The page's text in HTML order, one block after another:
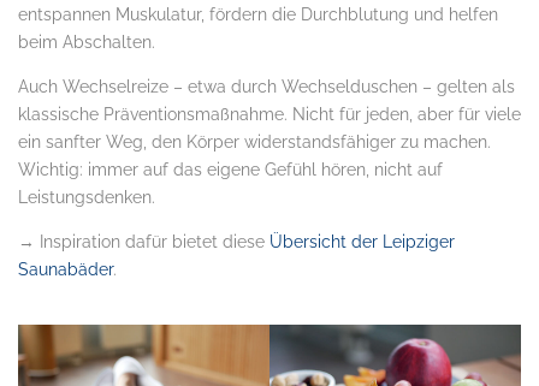
entspannen Muskulatur, fördern die Durchblutung und helfen
beim Abschalten.
Auch Wechselreize – etwa durch Wechselduschen – gelten als
klassische Präventionsmaßnahme. Nicht für jeden, aber für viele
ein sanfter Weg, den Körper widerstandsfähiger zu machen.
Wichtig: immer auf das eigene Gefühl hören, nicht auf
Leistungsdenken.
→ Inspiration dafür bietet diese Übersicht der Leipziger
Saunabäder.